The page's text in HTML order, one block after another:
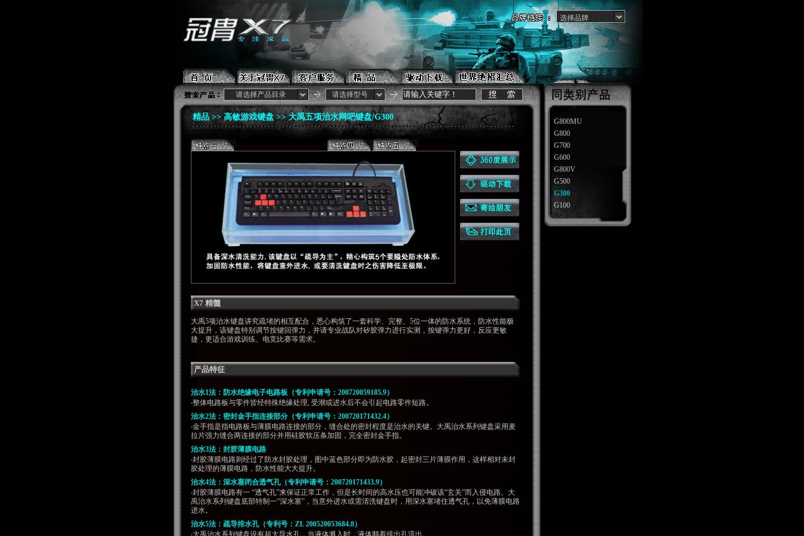
选择品牌
请选择产品目录 请选择型号
精品 >>高敏游戏键盘>> 大禹五项治水网吧键盘/G300
X7 精髓
大禹5项治水键盘讲究疏堵的相互配合，悉心构筑了一套科学、完整、5位一体的防水系统，防水性能极
大提升，该键盘特别调节按键回弹力，并请专业战队对矽胶弹力进行实测，按键弹力更好，反应更敏
捷，更适合游戏训练、电竞比赛等需求。
产品特征
治水1法：防水绝缘电子电路板（专利申请号：200720059185.9）
‧整体电路板与零件皆经特殊绝缘处理, 受潮或进水后不会引起电路零件短路。
治水2法：密封金手指连接部分（专利申请号：200720171432.4）
‧金手指是指电路板与薄膜电路连接的部分，缝合处的密封程度是治水的关键。大禹治水系列键盘采用麦
拉片强力缝合两连接的部分并用硅胶软压条加固，完全密封金手指。
治水3法：封胶薄膜电路
‧封胶薄膜电路则经过了防水封胶处理，图中蓝色部分即为防水胶，起密封三片薄膜作用，这样相对未封
胶处理的薄膜电路，防水性能大大提升。
治水4法：深水塞闭合透气孔（专利申请号：200720171433.9）
‧封胶薄膜电路有一 “透气孔”来保证正常工作，但是长时间的高水压也可能冲破该“玄关”而入侵电路。大
禹治水系列键盘底部特制一“深水塞”，当意外进水或需清洗键盘时，用深水塞堵住透气孔，以免薄膜电路
进水。
治水5法：疏导排水孔（专利号：ZL 200520053684.8）
‧大禹治水系列键盘设有超大导水孔，当液体溅入时，液体顺着排出孔流出。
G800MU
G800
G700
G600
G800V
G500
G300
G100